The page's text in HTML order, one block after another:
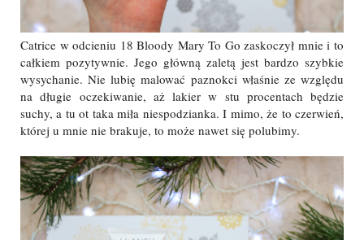
Catrice w odcieniu 18 Bloody Mary To Go zaskoczył mnie i to
całkiem pozytywnie. Jego główną zaletą jest bardzo szybkie
wysychanie. Nie lubię malować paznokci właśnie ze względu
na długie oczekiwanie, aż lakier w stu procentach będzie
suchy, a tu ot taka miła niespodzianka. I mimo, że to czerwień,
której u mnie nie brakuje, to może nawet się polubimy.